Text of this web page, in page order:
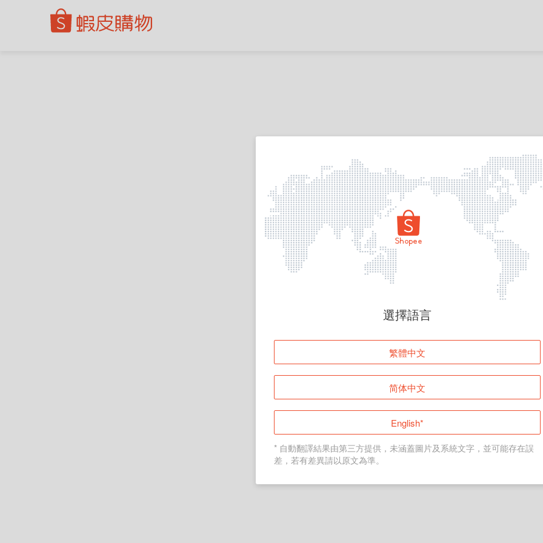
頁面無法顯示
登入
返回首頁
選擇語言
繁體中文
简体中文
English*
* 自動翻譯結果由第三方提供，未涵蓋圖片及系統文字，並可能存在誤
差，若有差異請以原文為準。